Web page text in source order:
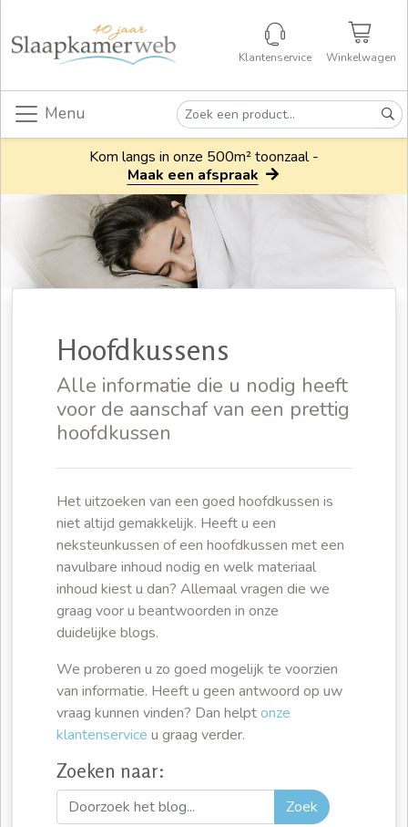
Klantenservice Winkelwagen
Menu
Kom langs in onze 500m² toonzaal -
Maak een afspraak
Hoofdkussens
Alle informatie die u nodig heeft
voor de aanschaf van een prettig
hoofdkussen
Het uitzoeken van een goed hoofdkussen is
niet altijd gemakkelijk. Heeft u een
neksteunkussen of een hoofdkussen met een
navulbare inhoud nodig en welk materiaal
inhoud kiest u dan? Allemaal vragen die we
graag voor u beantwoorden in onze
duidelijke blogs.
We proberen u zo goed mogelijk te voorzien
van informatie. Heeft u geen antwoord op uw
vraag kunnen vinden? Dan helptonze
klantenservice u graag verder.
Zoeken naar:
Zoek